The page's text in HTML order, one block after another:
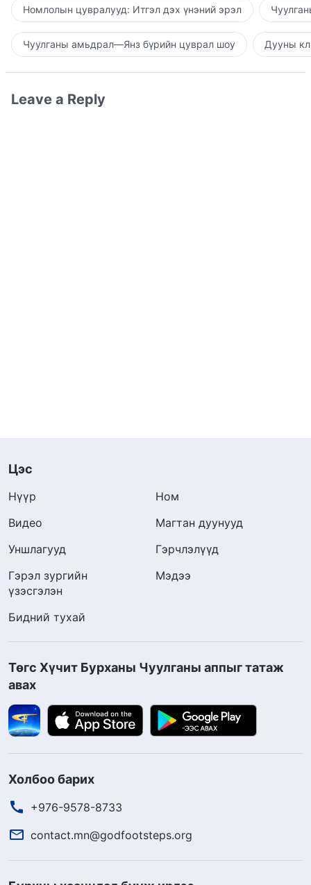
Номлолын цувралууд: Итгэл дэх үнэний эрэл
Чуулганы амьдрал—Янз бүрийн цуврал шоу Дууны
Leave a Reply
Цэс
Нүүр
Ном
Видео
Магтан дуунууд
Уншлагууд
Гэрчлэлүүд
Гэрэл зургийн
үзэсгэлэн
Мэдээ
Бидний тухай
Төгс Хүчит Бурханы Чуулганы аппыг татаж
авах
Холбоо барих
+976-9578-8733
contact.mn@godfootsteps.org